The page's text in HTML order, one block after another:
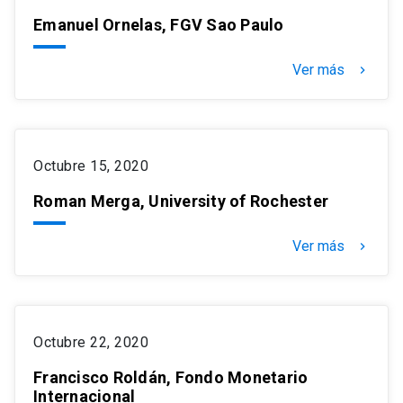
Emanuel Ornelas, FGV Sao Paulo
Ver más keyboard_arrow_right
Octubre 15, 2020
Roman Merga, University of Rochester
Ver más keyboard_arrow_right
Octubre 22, 2020
Francisco Roldán, Fondo Monetario
Internacional